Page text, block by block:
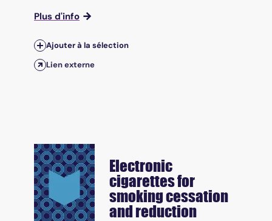
Plus d'info
Ajouter à la sélection
Lien externe
Electronic
cigarettes for
smoking cessation
and reduction